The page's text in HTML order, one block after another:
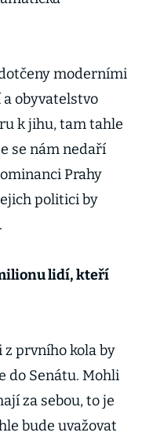
moderními
obyvatelstvo
k jihu, tam tahle
se nám nedaří
Prahy
politici by
lidí, kteří
prvního kola by
do Senátu. Mohli
za sebou, to je
bude uvažovat